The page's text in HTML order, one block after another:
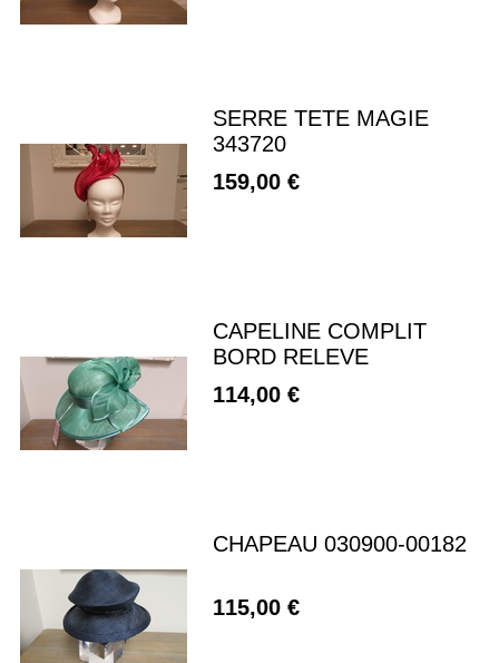
SERRE TETE MAGIE
343720
159,00 €
CAPELINE COMPLIT
BORD RELEVE
114,00 €
CHAPEAU 030900-00182
115,00 €